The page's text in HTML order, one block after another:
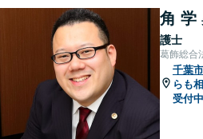
角 学
護士
葛飾総合
千葉市
らも
受付中